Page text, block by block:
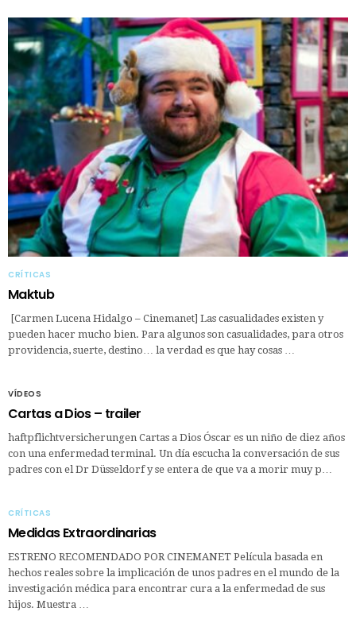
CRÍTICAS
Maktub
[Carmen Lucena Hidalgo – Cinemanet] Las casualidades existen y
pueden hacer mucho bien. Para algunos son casualidades, para otros
providencia, suerte, destino… la verdad es que hay cosas …
VÍDEOS
Cartas a Dios – trailer
haftpflichtversicherungen Cartas a Dios Óscar es un niño de diez años
con una enfermedad terminal. Un día escucha la conversación de sus
padres con el Dr Düsseldorf y se entera de que va a morir muy p…
CRÍTICAS
Medidas Extraordinarias
ESTRENO RECOMENDADO POR CINEMANET Película basada en
hechos reales sobre la implicación de unos padres en el mundo de la
investigación médica para encontrar cura a la enfermedad de sus
hijos. Muestra …